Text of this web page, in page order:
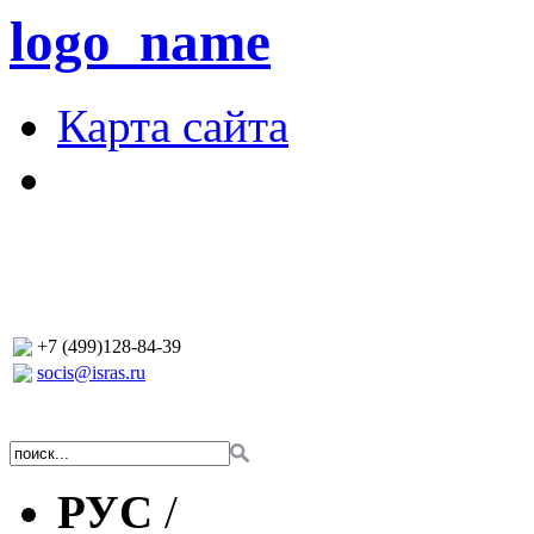
logo_name
Карта сайта
+7 (499)128-84-39
socis@isras.ru
РУС /